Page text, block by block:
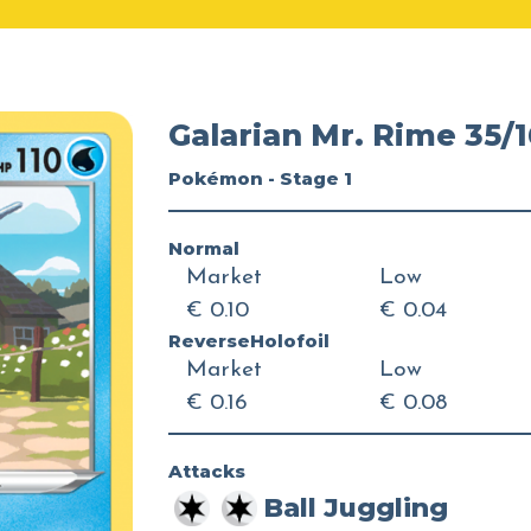
Galarian Mr. Rime 35/
Pokémon - Stage 1
Normal
Market
€ 0.10
Low
€ 0.04
ReverseHolofoil
Market
€ 0.16
Low
€ 0.08
Attacks
Ball Juggling